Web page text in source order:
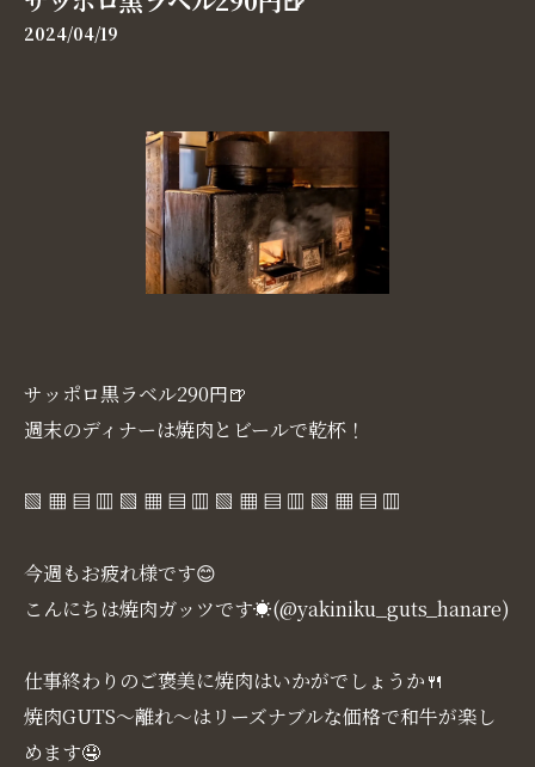
2024/04/19
サッポロ黒ラベル290円🍺
週末のディナーは焼肉とビールで乾杯！
▧ ▦ ▤ ▥ ▧ ▦ ▤ ▥ ▧ ▦ ▤ ▥ ▧ ▦ ▤ ▥
今週もお疲れ様です😊
こんにちは焼肉ガッツです☀(@yakiniku_guts_hanare)
仕事終わりのご褒美に焼肉はいかがでしょうか🍴
焼肉GUTS～離れ～はリーズナブルな価格で和牛が楽し
めます🤤